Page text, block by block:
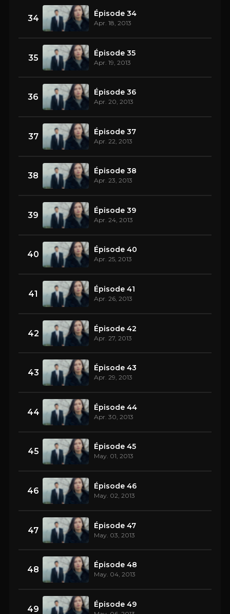
34 Épisode 34
Apr. 18, 2013
35 Épisode 35
Apr. 19, 2013
36 Épisode 36
Apr. 20, 2013
37 Épisode 37
Apr. 22, 2013
38 Épisode 38
Apr. 23, 2013
39 Épisode 39
Apr. 24, 2013
40 Épisode 40
Apr. 25, 2013
41 Épisode 41
Apr. 26, 2013
42 Épisode 42
Apr. 27, 2013
43 Épisode 43
Apr. 29, 2013
44 Épisode 44
Apr. 30, 2013
45 Épisode 45
May. 01, 2013
46 Épisode 46
May. 02, 2013
47 Épisode 47
May. 03, 2013
48 Épisode 48
May. 04, 2013
49 Épisode 49